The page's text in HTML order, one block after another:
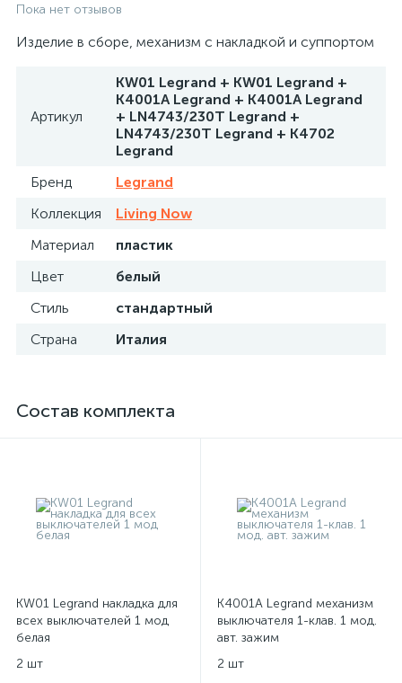
Пока нет отзывов
Изделие в сборе, механизм с накладкой и суппортом
Артикул
KW01 Legrand + KW01 Legrand +
K4001A Legrand + K4001A Legrand
+ LN4743/230T Legrand +
LN4743/230T Legrand + K4702
Legrand
Бренд
Legrand
Коллекция
Living Now
Материал
пластик
Цвет
белый
Стиль
стандартный
Страна
Италия
Состав комплекта
KW01 Legrand накладка для
всех выключателей 1 мод
белая
2 шт
K4001A Legrand механизм
выключателя 1-клав. 1 мод.
авт. зажим
2 шт